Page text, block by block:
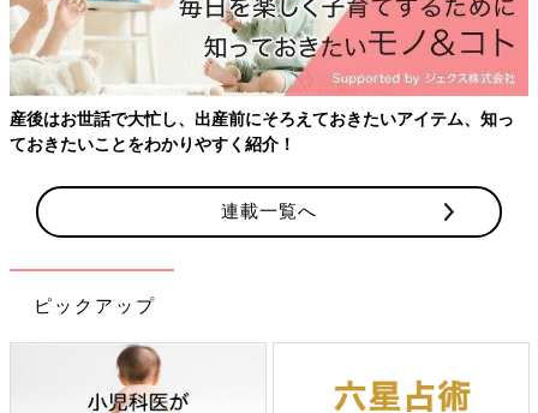
産後はお世話で大忙し、出産前にそろえておきたいアイテム、知っ
ておきたいことをわかりやすく紹介！
連載一覧へ
ピックアップ